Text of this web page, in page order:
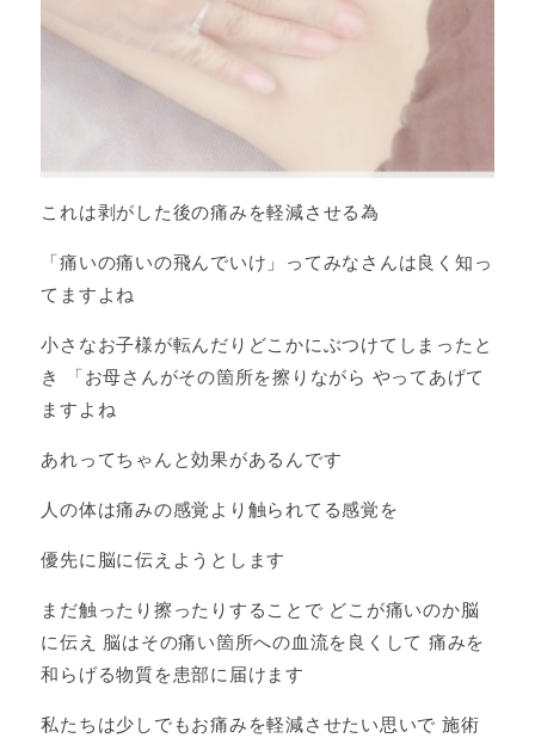
これは剥がした後の痛みを軽減させる為
「痛いの痛いの飛んでいけ」ってみなさんは良く知っ
てますよね
小さなお子様が転んだりどこかにぶつけてしまったと
き 「お母さんがその箇所を擦りながら やってあげて
ますよね
あれってちゃんと効果があるんです
人の体は痛みの感覚より触られてる感覚を
優先に脳に伝えようとします
まだ触ったり擦ったりすることで どこが痛いのか脳
に伝え 脳はその痛い箇所への血流を良くして 痛みを
和らげる物質を患部に届けます
私たちは少しでもお痛みを軽減させたい思いで 施術